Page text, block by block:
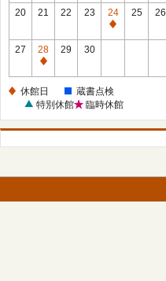
館
館
20 21 22 23
24
休
25 26
27
28
休
日
29 30
休館日
蔵書点検
特別休館
臨時休館